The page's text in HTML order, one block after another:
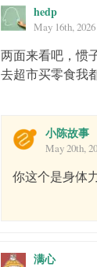
hedp
May 16th,
两面来看吧，惯
去超市买零食我
小陈故事
May 20th,
你这个是身体
满心